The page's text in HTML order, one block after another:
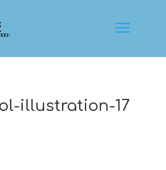
illustration-17